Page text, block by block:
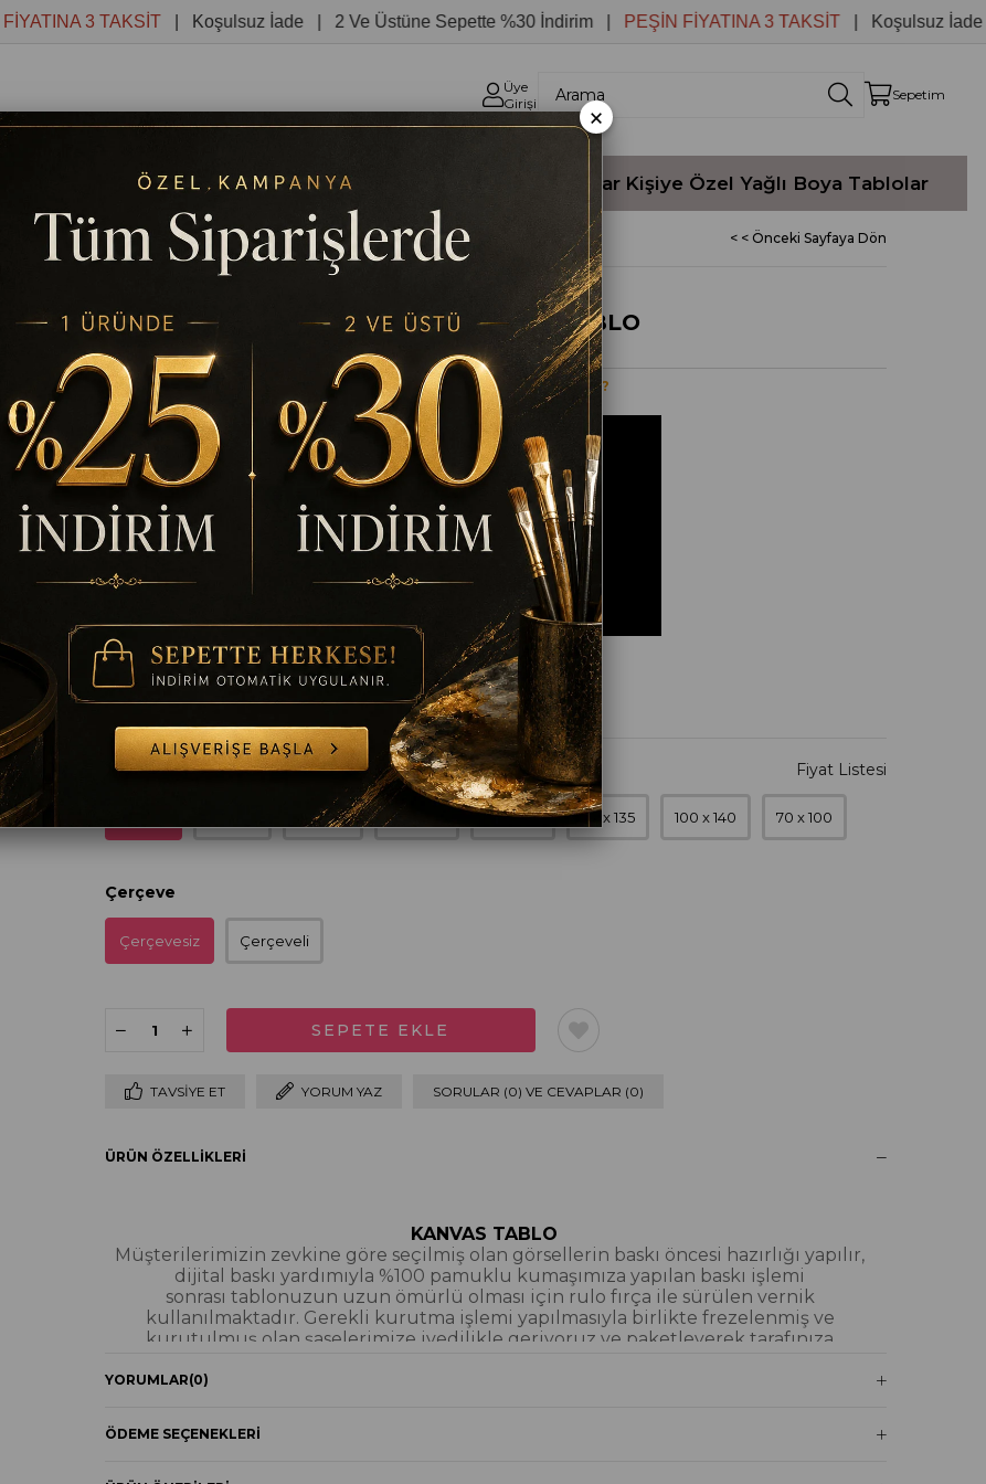
3 TAKSİT| Koşulsuz İade | 2 Ve Üstüne Sepette %30 İndirim |PEŞİN FİYATINA 3 TAKSİT| Koşulsuz İade
Üye
Girişi
Sepetim
Kanvas Tablolar Yuvarlak Tablolar Reprodüksiyon Yağlı Boyalar Kişiye Özel Yağlı Boya Tablolar
BOYA DOKULU TABLO < < Önceki Sayfaya Dön
ZÜRAFA KAFASI YAĞLI BOYA DOKULU TABLO
(TD658)
Yağlı Boya Dokulu tablo Nedir?
25
İndirim
₺2.592,00 ₺1.944,00
Ölçü
60 x 90 70 x 100 80 x 120 90 x 135 100 x 140 70 x 100
Çerçeve
Çerçevesiz Çerçeveli
TAVSIYE ET YORUM YAZ SORULAR (0) VE CEVAPLAR (0)
ÜRÜN ÖZELLIKLERI
KANVAS TABLO
Müşterilerimizin zevkine göre seçilmiş olan görsellerin baskı öncesi hazırlığı yapılır,
dijital baskı yardımıyla %100 pamuklu kumaşımıza yapılan baskı işlemi
sonrası tablonuzun uzun ömürlü olması için rulo fırça ile sürülen vernik
kullanılmaktadır. Gerekli kurutma işlemi yapılmasıyla birlikte frezelenmiş ve
kurutulmuş olan şaselerimize ivedilikle geriyoruz ve paketleyerek tarafınıza
YORUMLAR(0)
ÖDEME SEÇENEKLERI
×